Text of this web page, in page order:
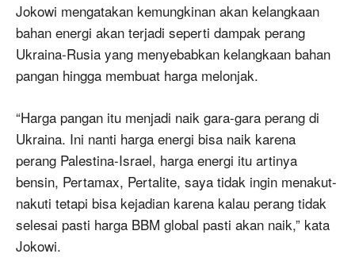
Jokowi mengatakan kemungkinan akan kelangkaan
bahan energi akan terjadi seperti dampak perang
Ukraina-Rusia yang menyebabkan kelangkaan bahan
pangan hingga membuat harga melonjak.
“Harga pangan itu menjadi naik gara-gara perang di
Ukraina. Ini nanti harga energi bisa naik karena
perang Palestina-Israel, harga energi itu artinya
bensin, Pertamax, Pertalite, saya tidak ingin menakut-
nakuti tetapi bisa kejadian karena kalau perang tidak
selesai pasti harga BBM global pasti akan naik,” kata
Jokowi.